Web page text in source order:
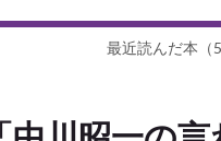
最近読んだ本